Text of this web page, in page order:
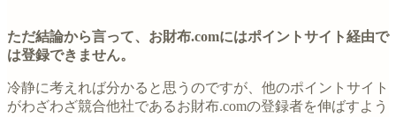
ただ結論から言って、お財布.comにはポイントサイト経由で
は登録できません。
冷静に考えれば分かると思うのですが、他のポイントサイト
がわざわざ競合他社であるお財布.comの登録者を伸ばすよう